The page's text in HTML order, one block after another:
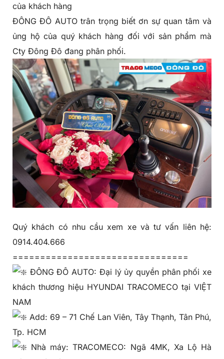
của khách hàng
ĐÔNG ĐÔ AUTO trân trọng biết ơn sự quan tâm và
ủng hộ của quý khách hàng đối với sản phẩm mà
Cty Đông Đô đang phân phối.
Quý khách có nhu cầu xem xe và tư vấn liên hệ:
0914.404.666
================================
ĐÔNG ĐÔ AUTO: Đại lý ủy quyền phân phối xe
khách thương hiệu HYUNDAI TRACOMECO tại VIỆT
NAM
Add: 69 – 71 Chế Lan Viên, Tây Thạnh, Tân Phú,
Tp. HCM
Nhà máy: TRACOMECO: Ngã 4MK, Xa Lộ Hà